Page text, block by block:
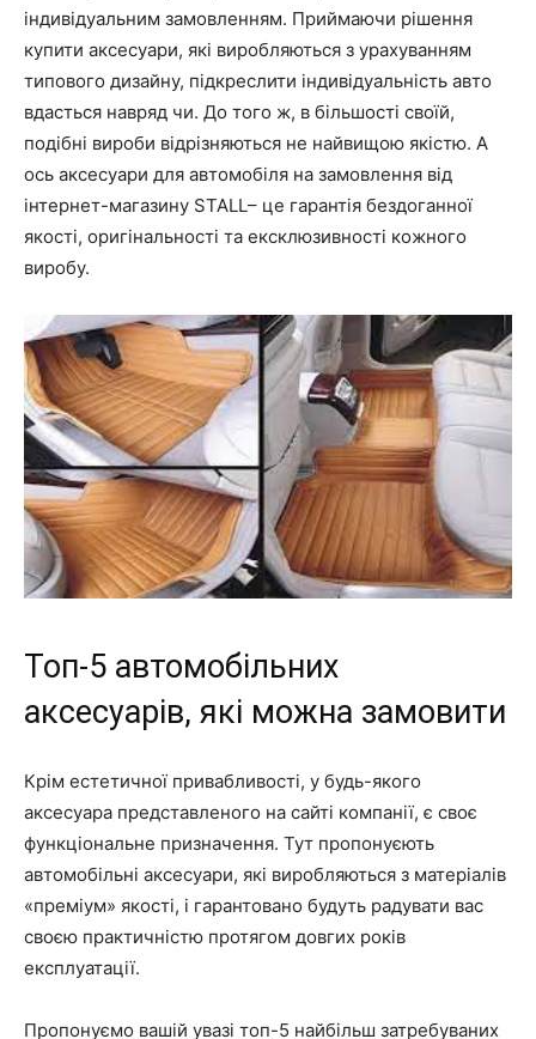
індивідуальним замовленням. Приймаючи рішення
купити аксесуари, які виробляються з урахуванням
типового дизайну, підкреслити індивідуальність авто
вдасться навряд чи. До того ж, в більшості своїй,
подібні вироби відрізняються не найвищою якістю. А
ось аксесуари для автомобіля на замовлення від
інтернет-магазину STALL– це гарантія бездоганної
якості, оригінальності та ексклюзивності кожного
виробу.
Топ-5 автомобільних
аксесуарів, які можна замовити
Крім естетичної привабливості, у будь-якого
аксесуара представленого на сайті компанії, є своє
функціональне призначення. Тут пропонуєють
автомобільні аксесуари, які виробляються з матеріалів
«преміум» якості, і гарантовано будуть радувати вас
своєю практичністю протягом довгих років
експлуатації.
Пропонуємо вашій увазі топ-5 найбільш затребуваних